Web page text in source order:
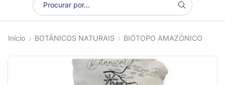
Início BOTÂNICOS NATURAIS BIÓTOPO AMAZÓNICO